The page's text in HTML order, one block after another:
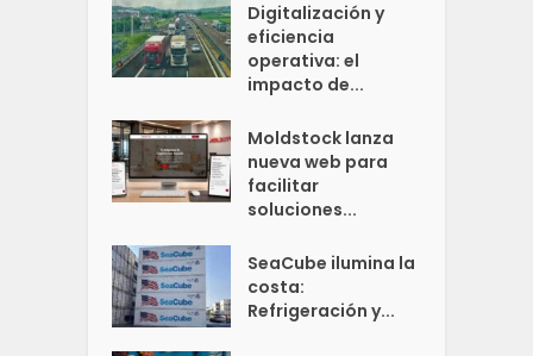
Digitalización y
eficiencia
operativa: el
impacto de...
Moldstock lanza
nueva web para
facilitar
soluciones...
SeaCube ilumina la
costa:
Refrigeración y...